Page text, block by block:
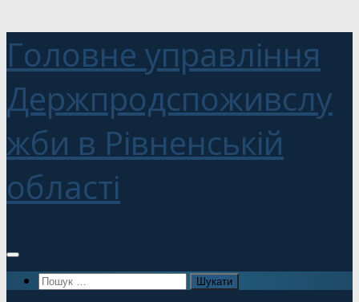
Головне управління
Держпродспоживслу
жби в Рівненській
області
Пошук: